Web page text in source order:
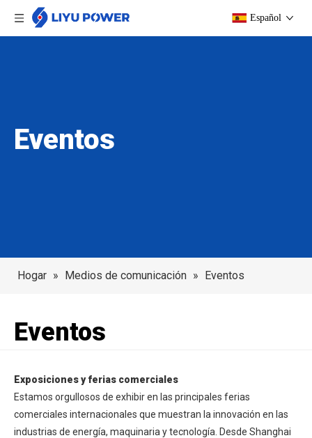
Español
Eventos
Hogar » Medios de comunicación » Eventos
Eventos
Exposiciones y ferias comerciales
Estamos orgullosos de exhibir en las principales ferias
comerciales internacionales que muestran la innovación en las
industrias de energía, maquinaria y tecnología. Desde Shanghai